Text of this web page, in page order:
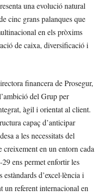
una evolució natural
cinc grans palanques que
en els pròxims
de caixa, diversificació i
financera de Prosegur,
del Grup per
àgil i orientat al client.
capaç d’anticipar
a les necessitats del
creixement en un entorn cada
ens permet enfortir les
d’excel·lència i
un referent internacional en